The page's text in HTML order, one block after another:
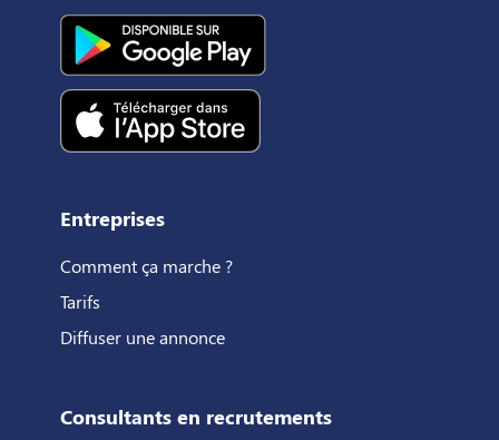
Entreprises
Comment ça marche ?
Tarifs
Diffuser une annonce
Consultants en recrutements